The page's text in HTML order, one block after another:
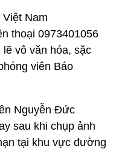
Nam
thoại 0973401056
vô văn hóa, sặc
viên Báo
Nguyễn Đức
sau khi chụp ảnh
tại khu vực đường